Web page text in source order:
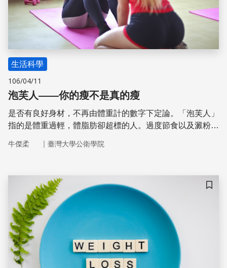
生活科學
106/04/11
泡芙人——你的瘦不是真的瘦
是否有良好身材，不再由體重計的數字下定論。「泡芙人」
指的是體重過輕，體脂肪卻超標的人。過度節食以及澱粉、
證實，過瘦的泡芙人也有罹患心血管疾病、糖尿病的風險。
牛傑柔 ｜ 臺灣大學公衛學院
儲存